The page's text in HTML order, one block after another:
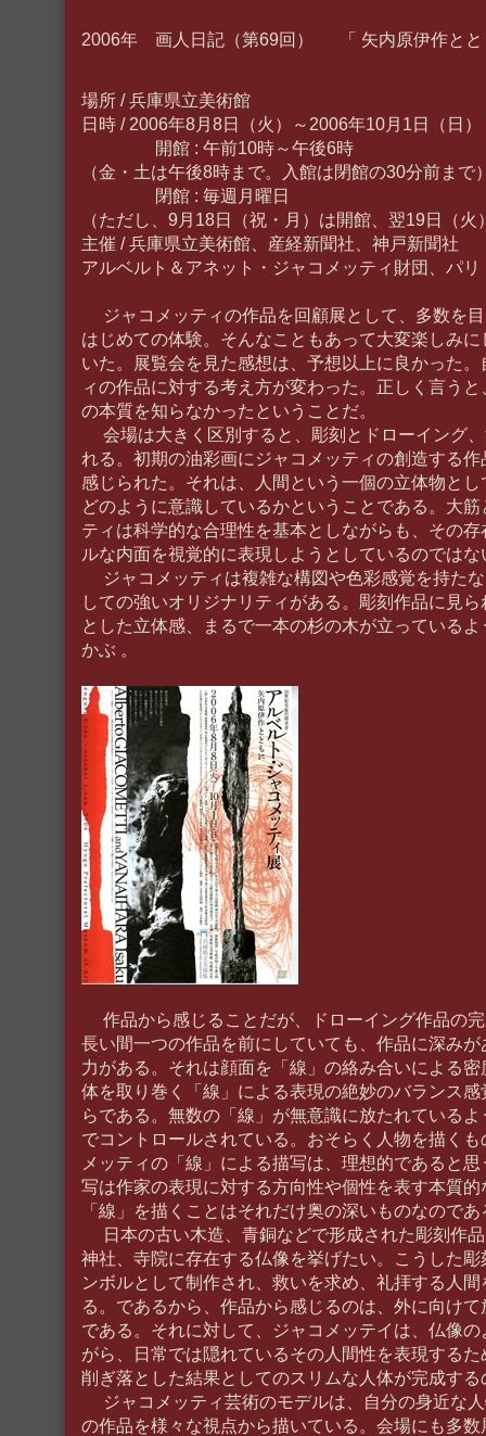
2006年 画人日記（第69回） 「 矢内原伊作とと
場所 / 兵庫県立美術館
日時 / 2006年8月8日（火）～2006年10月1日（日）
開館 : 午前10時～午後6時
（金・土は午後8時まで。入館は閉館の30分前まで
閉館 : 毎週月曜日
（ただし、9月18日（祝・月）は開館、翌19日（火
主催 / 兵庫県立美術館、産経新聞社、神戸新聞社
アルベルト＆アネット・ジャコメッティ財団、パリ
ジャコメッティの作品を回顧展として、多数を
はじめての体験。そんなこともあって大変楽しみに
いた。展覧会を見た感想は、予想以上に良かった
ィの作品に対する考え方が変わった。正しく言う
の本質を知らなかったということだ。
会場は大きく区別すると、彫刻とドローイング
れる。初期の油彩画にジャコメッティの創造する
感じられた。それは、人間という一個の立体物と
どのように意識しているかということである。大
ティは科学的な合理性を基本としながらも、その
ルな内面を視覚的に表現しようとしているのでは
ジャコメッティは複雑な構図や色彩感覚を持た
しての強いオリジナリティがある。彫刻作品に見
とした立体感、まるで一本の杉の木が立っている
かぶ 。
作品から感じることだが、ドローイング作品の
長い間一つの作品を前にしていても、作品に深み
力がある。それは顔面を「線」の絡み合いによる
体を取り巻く「線」による表現の絶妙のバランス
らである。無数の「線」が無意識に放たれている
でコントロールされている。おそらく人物を描く
メッティの「線」による描写は、理想的であると
写は作家の表現に対する方向性や個性を表す本質
「線」を描くことはそれだけ奥の深いものなのであ
日本の古い木造、青銅などで形成された彫刻作
神社、寺院に存在する仏像を挙げたい。こうした
ンボルとして制作され、救いを求め、礼拝する人
る。であるから、作品から感じるのは、外に向け
である。それに対して、ジャコメッテイは、仏像
がら、日常では隠れているその人間性を表現する
削ぎ落とした結果としてのスリムな人体が完成する
ジャコメッティ芸術のモデルは、自分の身近な
の作品を様々な視点から描いている。会場にも多